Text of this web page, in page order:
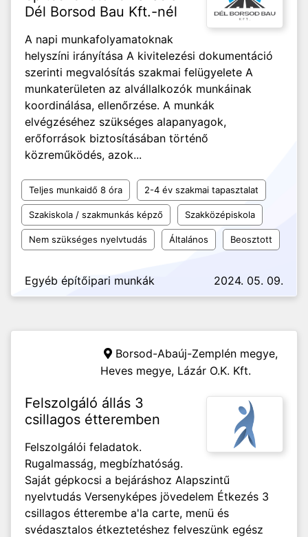
Dél Borsod Bau Kft.-nél
A napi munkafolyamatoknak
helyszíni irányítása A kivitelezési dokumentáció
szerinti megvalósítás szakmai felügyelete A
munkaterületen az alvállalkozók munkáinak
koordinálása, ellenőrzése. A munkák
elvégzéséhez szükséges alapanyagok,
erőforrások biztosításában történő
közreműködés, azok...
Teljes munkaidő 8 óra 2-4 év szakmai tapasztalat
Szakiskola / szakmunkás képző Szakközépiskola
Nem szükséges nyelvtudás Általános Beosztott
Egyéb építőipari munkák 2024. 05. 09.
Borsod-Abaúj-Zemplén megye,
Heves megye, Lázár O.K. Kft.
Felszolgáló állás 3
csillagos étteremben
Felszolgálói feladatok.
Rugalmasság, megbízhatóság.
Saját gépkocsi a bejáráshoz Alapszintű
nyelvtudás Versenyképes jövedelem Étkezés 3
csillagos étterembe a'la carte, menü és
svédasztalos étkeztetéshez felveszünk egész